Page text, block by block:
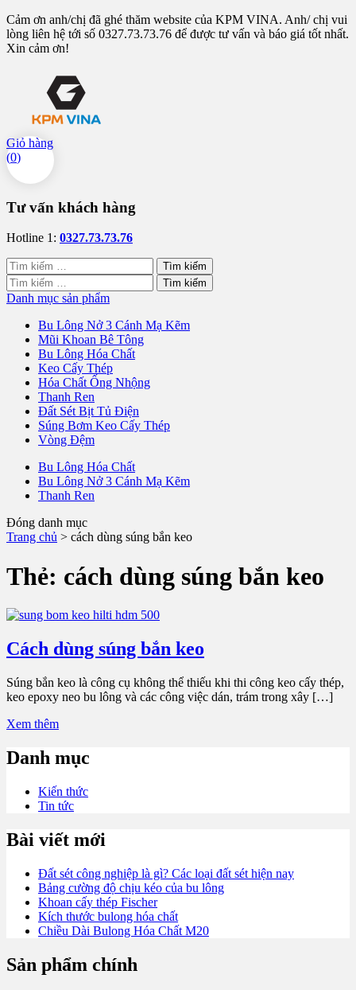
Cảm ơn anh/chị đã ghé thăm website của KPM VINA. Anh/ chị vui
lòng liên hệ tới số 0327.73.73.76 để được tư vấn và báo giá tốt nhất.
Xin cảm ơn!
Giỏ hàng
(0)
Tư vấn khách hàng
Hotline 1: 0327.73.73.76
Tìm
kiếm
cho:
Tìm
kiếm
Danh mục sản phẩm
Bu Lông Nở 3 Cánh Mạ Kẽm
Mũi Khoan Bê Tông
Bu Lông Hóa Chất
Keo Cấy Thép
Hóa Chất Ống Nhộng
Thanh Ren
Đất Sét Bịt Tủ Điện
Súng Bơm Keo Cấy Thép
Vòng Đệm
Bu Lông Hóa Chất
Bu Lông Nở 3 Cánh Mạ Kẽm
Thanh Ren
Đóng danh mục
Trang chủ > cách dùng súng bắn keo
Thẻ: cách dùng súng bắn keo
Cách dùng súng bắn keo
Súng bắn keo là công cụ không thể thiếu khi thi công keo cấy thép,
keo epoxy neo bu lông và các công việc dán, trám trong xây […]
Xem thêm
Danh mục
Kiến thức
Tin tức
Bài viết mới
Đất sét công nghiệp là gì? Các loại đất sét hiện nay
Bảng cường độ chịu kéo của bu lông
Khoan cấy thép Fischer
Kích thước bulong hóa chất
Chiều Dài Bulong Hóa Chất M20
Sản phẩm chính